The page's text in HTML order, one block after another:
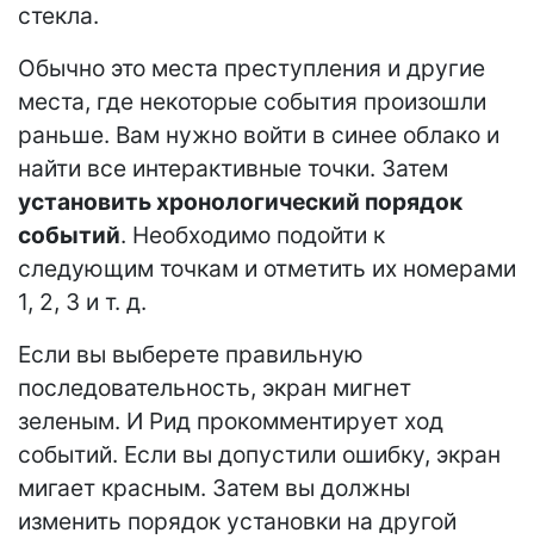
стекла.
Обычно это места преступления и другие
места, где некоторые события произошли
раньше. Вам нужно войти в синее облако и
найти все интерактивные точки. Затем
установить хронологический порядок
событий. Необходимо подойти к
следующим точкам и отметить их номерами
1, 2, 3 и т. д.
Если вы выберете правильную
последовательность, экран мигнет
зеленым. И Рид прокомментирует ход
событий. Если вы допустили ошибку, экран
мигает красным. Затем вы должны
изменить порядок установки на другой